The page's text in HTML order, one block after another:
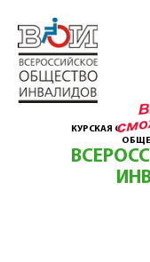
КУРСКАЯ